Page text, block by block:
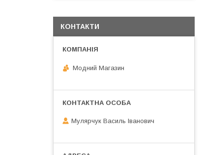
КОНТАКТИ
Модний Магазин
Мулярчук Василь Іванович